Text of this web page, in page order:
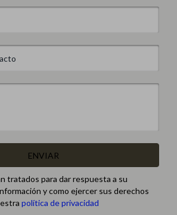
ENVIAR
tratados para dar respuesta a su
y como ejercer sus derechos
política de privacidad